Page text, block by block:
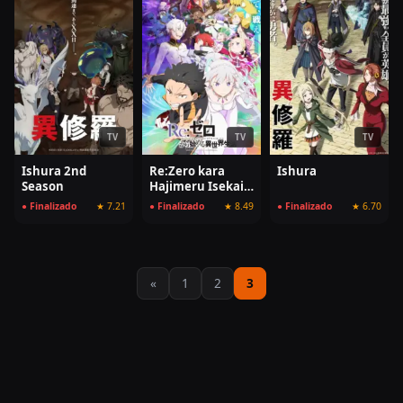
TV
Ishura 2nd
Season
● Finalizado ★ 7.21
TV
Re:Zero kara
Hajimeru Isekai
Seikatsu 3rd
● Finalizado ★ 8.49
TV
Ishura
● Finalizado ★ 6.70
« 1 2 3